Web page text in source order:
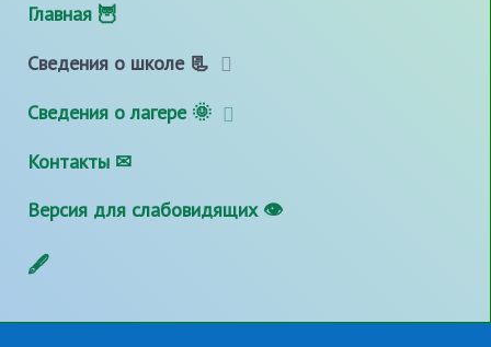
Главная 🦉
Сведения о школе 📃
Сведения о лагере 🌞
Контакты ✉
Версия для слабовидящих 👁
🖋